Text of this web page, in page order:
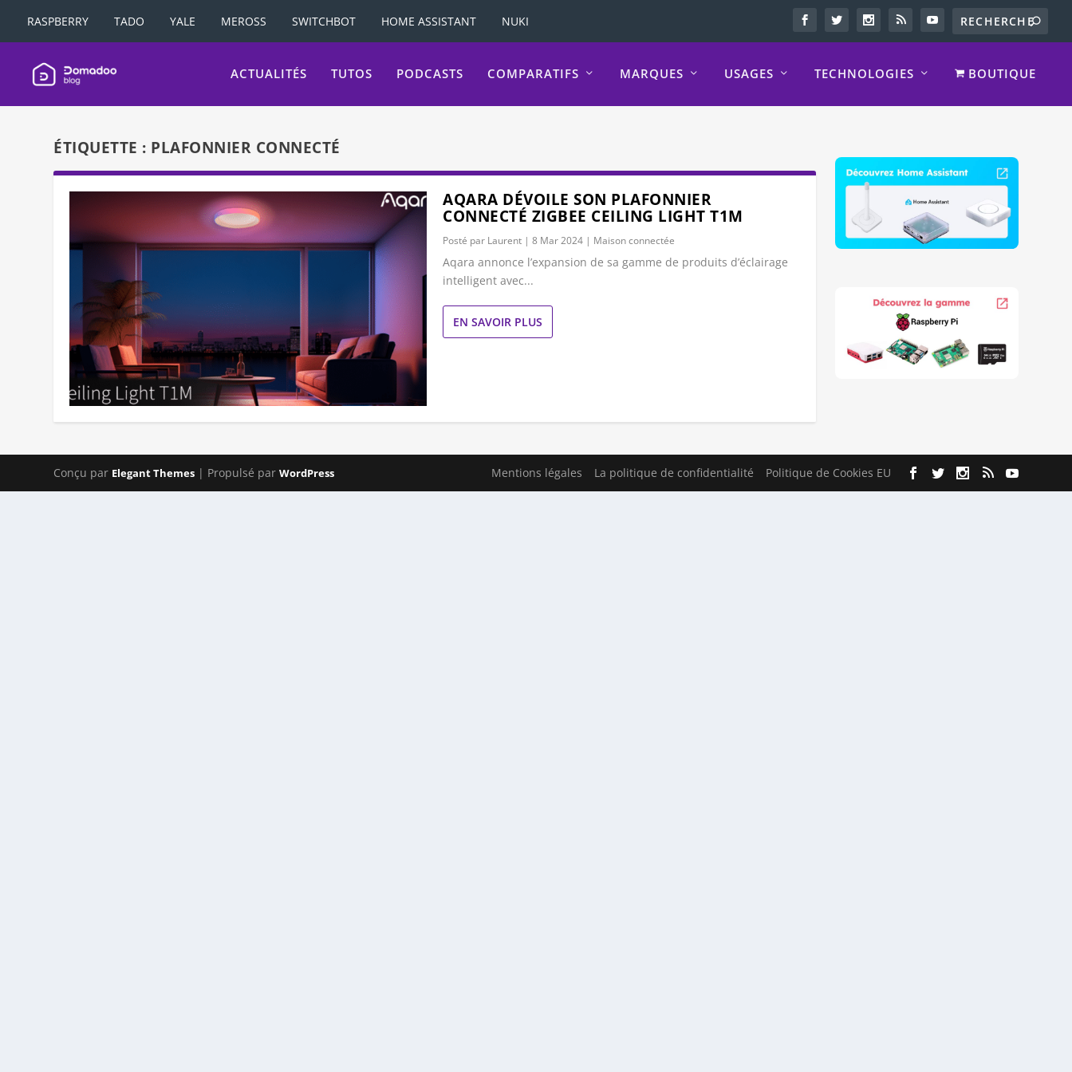
RASPBERRY TADO YALE MEROSS SWITCHBOT HOME ASSISTANT NUKI
ACTUALITÉS TUTOS PODCASTS COMPARATIFS MARQUES USAGES TECHNOLOGIES BOUTIQUE
ÉTIQUETTE : PLAFONNIER CONNECTÉ
AQARA DÉVOILE SON PLAFONNIER
CONNECTÉ ZIGBEE CEILING LIGHT T1M
Posté par Laurent |8 Mar 2024 | Maison connectée
Aqara annonce l’expansion de sa gamme de produits d’éclairage
intelligent avec...
EN SAVOIR PLUS
Conçu par Elegant Themes | Propulsé parWordPress Mentions légales La politique de confidentialité Politique de Cookies EU